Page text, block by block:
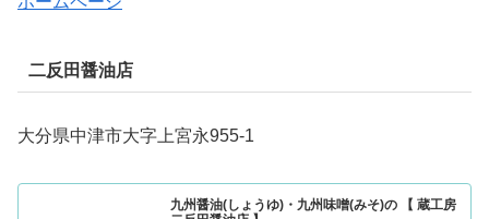
二反田醤油店
大分県中津市大字上宮永955-1
九州醤油(しょうゆ)・九州味噌(みそ)の 【 蔵工房